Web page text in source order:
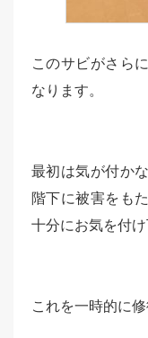
このサビがさら
なります。
最初は気が付か
階下に被害をも
十分にお気を付け
これを一時的に